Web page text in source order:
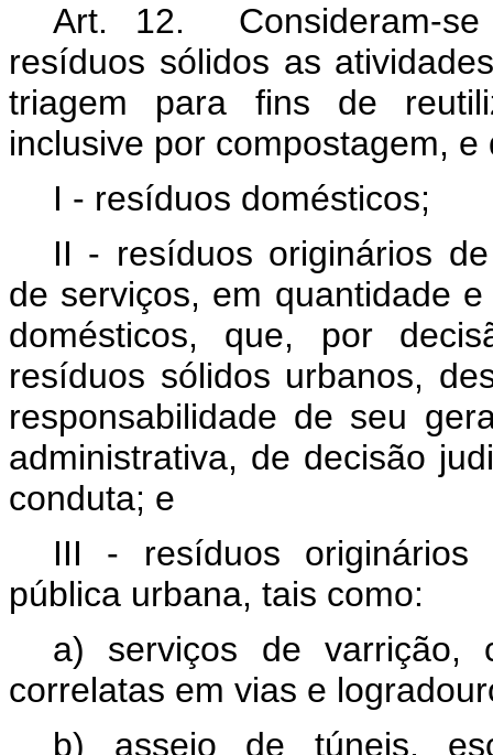
Art. 12. Consideram-
resíduos sólidos as
triagem para fins de
inclusive por compostagem,
I - resíduos domésticos;
II - resíduos originários
de serviços, em quantidade
domésticos, que, por
resíduos sólidos urbanos,
responsabilidade de seu
administrativa, de decisão
conduta; e
III - resíduos originários
pública urbana, tais como:
a) serviços de varrição,
correlatas em vias e
b) asseio de túneis,